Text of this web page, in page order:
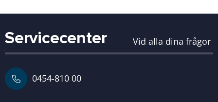
Servicecenter Vid alla dina frågor
0454-810 00